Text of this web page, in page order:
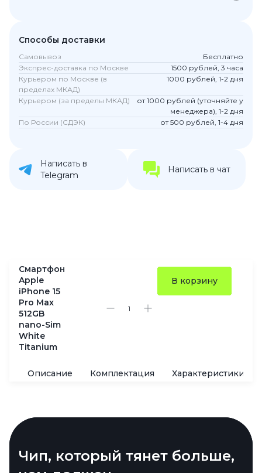
Способы доставки
Самовывоз
Бесплатно
Экспрес-доставка по Москве
1500 рублей, 3 часа
Курьером по Москве (в
пределах МКАД)
1000 рублей, 1-2 дня
Курьером (за пределы МКАД)
от 1000 рублей (уточняйте у
менеджера), 1-2 дня
По России (СДЭК)
от 500 рублей, 1-4 дня
Написать в
Telegram
Написать в чат
Смартфон
Apple
iPhone 15
Pro Max
512GB
nano-Sim
White
Titanium
В корзину
Описание Комплектация Характеристики
Титан, стиль и немного веса
Чип, который тянет больше,
Зум, способный на многое
AI в стиле Apple — теперь и